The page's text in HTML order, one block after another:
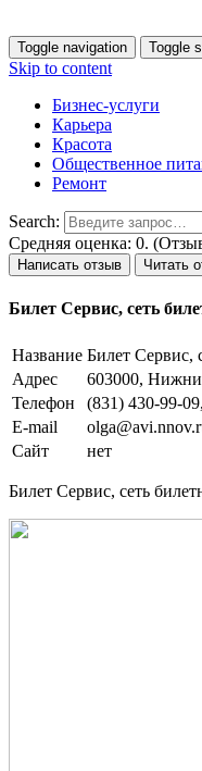
Toggle navigation Toggle
Skip to content
Бизнес-услуги
Карьера
Красота
Общественное
Ремонт
Search:
Средняя оценка: 0.
Написать отзыв Читать
Билет Сервис, сеть
Название Билет Сервис,
Адрес
603000,
Телефон
(831) 430-99-
E-mail
Сайт
нет
Билет Сервис, сеть